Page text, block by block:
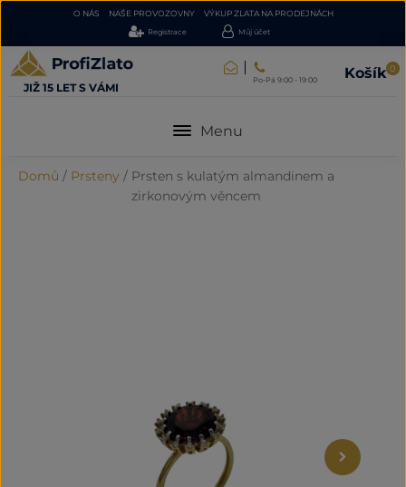
O NÁS NAŠE PROVOZOVNY VÝKUP ZLATA NA PRODEJNÁCH
Registrace Můj účet
JIŽ 15 LET S VÁMI
Po-Pá 9:00 - 19:00 Košík 0
Menu
Domů / Prsteny / Prsten s kulatým almandinem a
zirkonovým věncem